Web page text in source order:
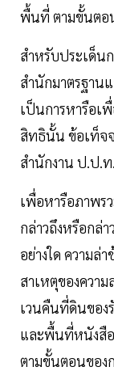
พื้นที่ ตามขั้นตอ
สำหรับประเด็น
สำนักมาตรฐานแ
เป็นการหารือเ
สิทธินั้น ข้อเท็จ
สำนักงาน ป.ป.
เพื่อหารือภาพร
กล่าวถึงหรือกล่
อย่างใด ความ
สาเหตุของความ
เวนคืนที่ดินของ
และพื้นที่หนังสือ
ตามขั้นตอนของ